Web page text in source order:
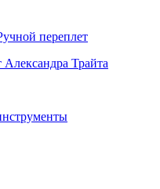
переплет
Трайта